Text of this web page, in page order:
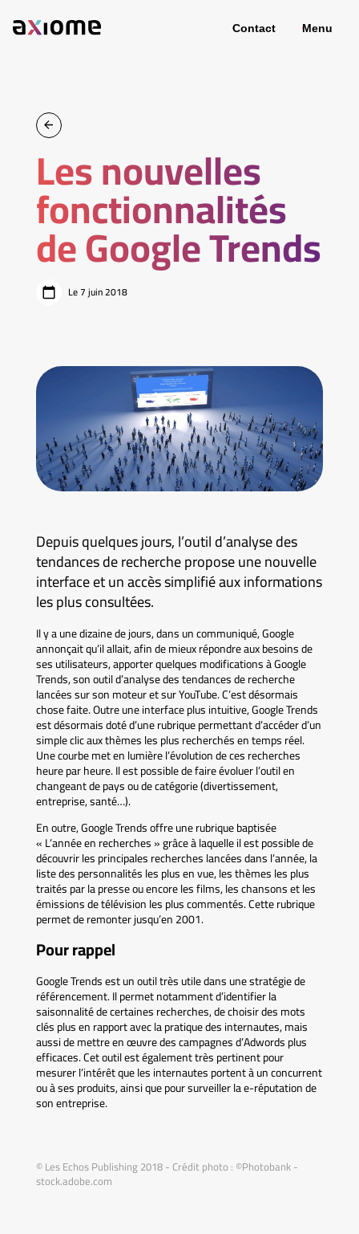
Contact Menu
Les nouvelles
fonctionnalités
de Google Trends
Le 7 juin 2018
Depuis quelques jours, l’outil d’analyse des
tendances de recherche propose une nouvelle
interface et un accès simplifié aux informations
les plus consultées.
Il y a une dizaine de jours, dans un communiqué, Google
annonçait qu’il allait, afin de mieux répondre aux besoins de
ses utilisateurs, apporter quelques modifications à Google
Trends, son outil d’analyse des tendances de recherche
lancées sur son moteur et sur YouTube. C’est désormais
chose faite. Outre une interface plus intuitive, Google Trends
est désormais doté d’une rubrique permettant d’accéder d’un
simple clic aux thèmes les plus recherchés en temps réel.
Une courbe met en lumière l’évolution de ces recherches
heure par heure. Il est possible de faire évoluer l’outil en
changeant de pays ou de catégorie (divertissement,
entreprise, santé…).
En outre, Google Trends offre une rubrique baptisée
« L’année en recherches » grâce à laquelle il est possible de
découvrir les principales recherches lancées dans l’année, la
liste des personnalités les plus en vue, les thèmes les plus
traités par la presse ou encore les films, les chansons et les
émissions de télévision les plus commentés. Cette rubrique
permet de remonter jusqu’en 2001.
Pour rappel
Google Trends est un outil très utile dans une stratégie de
référencement. Il permet notamment d’identifier la
saisonnalité de certaines recherches, de choisir des mots
clés plus en rapport avec la pratique des internautes, mais
aussi de mettre en œuvre des campagnes d’Adwords plus
efficaces. Cet outil est également très pertinent pour
mesurer l’intérêt que les internautes portent à un concurrent
ou à ses produits, ainsi que pour surveiller la e-réputation de
son entreprise.
© Les Echos Publishing 2018 - Crédit photo : ©Photobank -
stock.adobe.com